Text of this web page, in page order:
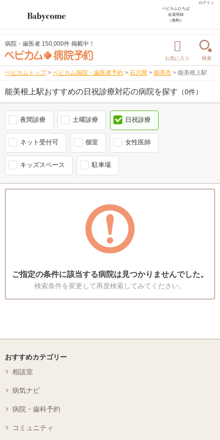
ログイン
ベビカムひろば
会員登録
（無料）
病院・歯医者 150,000件 掲載中！
お気に入り 検索
ベビカムトップ > ベビカム病院・歯医者予約 > 石川県 > 能美市 > 能美根上駅
能美根上駅おすすめの日祝診療対応の病院を探す （0件）
夜間診療 土曜診療 日祝診療
ネット受付可 個室 女性医師
キッズスペース 駐車場
ご指定の条件に該当する病院は見つかりませんでした。
検索条件を変更して再度検索してみてください。
おすすめカテゴリー
相談室
病気ナビ
病院・歯科予約
コミュニティ